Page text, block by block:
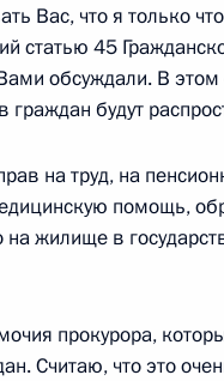
компании
обсудил
Московская область, Горки
Вас, что я только
статью 45
обсуждали. В этом
граждан будут
на труд, на
помощь,
жилище в
прокурора,
Считаю, что это